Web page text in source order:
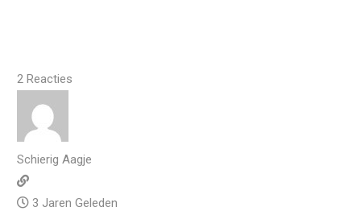
2 Reacties
Schierig Aagje
3 Jaren Geleden